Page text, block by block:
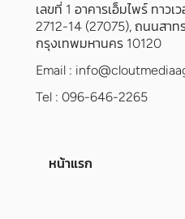
เลขที่ 1 อาคารเอ็มไพร์ ทาว
2712-14 (27075), ถนนสาท
กรุงเทพมหานคร 10120
Email :
Tel : 096-646-2265
หน้าแรก